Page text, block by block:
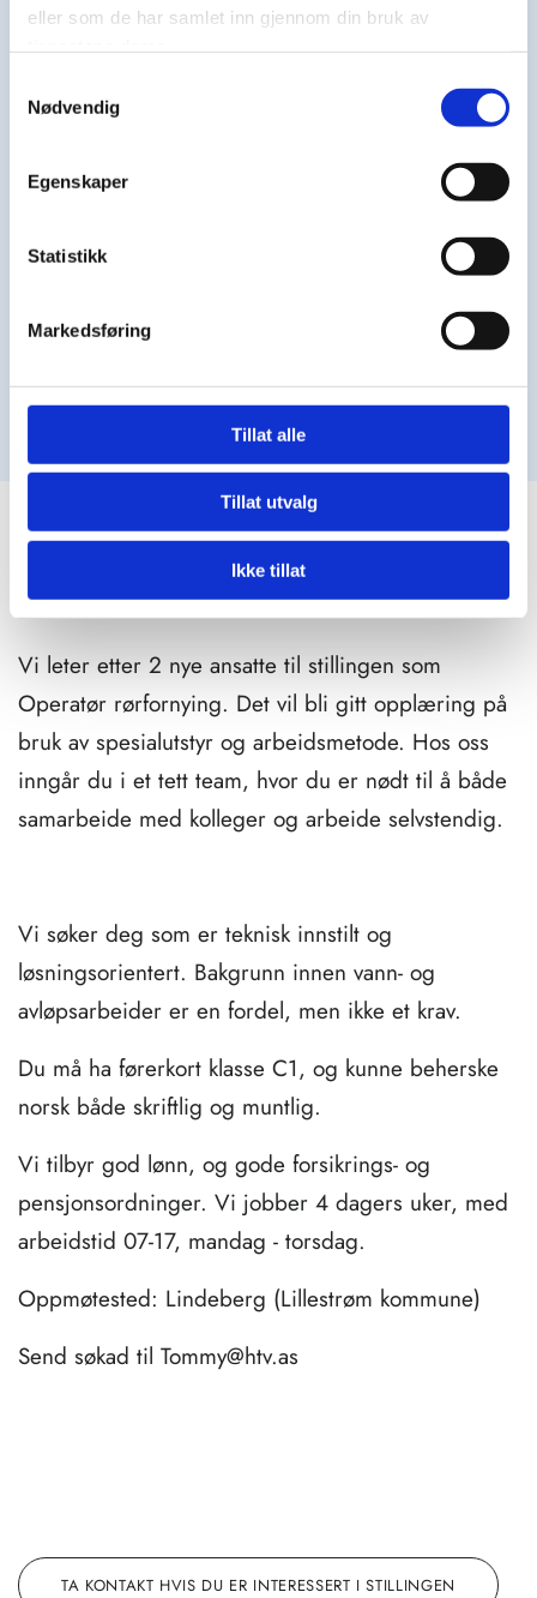
eller som de har samlet inn gjennom din bruk av
Nødvendig
Egenskaper
Statistikk
Markedsføring
Tillat alle
Tillat utvalg
Ikke tillat
0 KOMMENTARER
At vann- og avløpsrør fungerer tenker man nok ikke
LES MER
Vi søker operatører til rørfornying
Vi leter etter 2 nye ansatte til stillingen som
Operatør rørfornying. Det vil bli gitt opplæring på
bruk av spesialutstyr og arbeidsmetode. Hos oss
inngår du i et tett team, hvor du er nødt til å både
samarbeide med kolleger og arbeide selvstendig.
Vi søker deg som er teknisk innstilt og
løsningsorientert. Bakgrunn innen vann- og
avløpsarbeider er en fordel, men ikke et krav.
Du må ha førerkort klasse C1, og kunne beherske
norsk både skriftlig og muntlig.
Vi tilbyr god lønn, og gode forsikrings- og
pensjonsordninger. Vi jobber 4 dagers uker, med
arbeidstid 07-17, mandag - torsdag.
Oppmøtested: Lindeberg (Lillestrøm kommune)
Send søkad til Tommy@htv.as
TA KONTAKT HVIS DU ER INTERESSERT I STILLINGEN